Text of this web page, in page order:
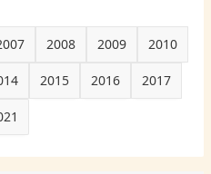
2008 2009 2010
2015 2016 2017